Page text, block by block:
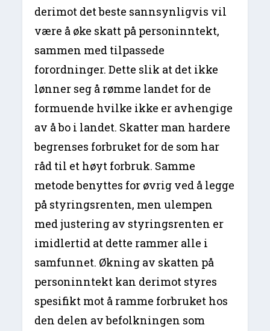
derimot det beste sannsynligvis vil
være å øke skatt på personinntekt,
sammen med tilpassede
forordninger. Dette slik at det ikke
lønner seg å rømme landet for de
formuende hvilke ikke er avhengige
av å bo i landet. Skatter man hardere
begrenses forbruket for de som har
råd til et høyt forbruk. Samme
metode benyttes for øvrig ved å legge
på styringsrenten, men ulempen
med justering av styringsrenten er
imidlertid at dette rammer alle i
samfunnet. Økning av skatten på
personinntekt kan derimot styres
spesifikt mot å ramme forbruket hos
den delen av befolkningen som